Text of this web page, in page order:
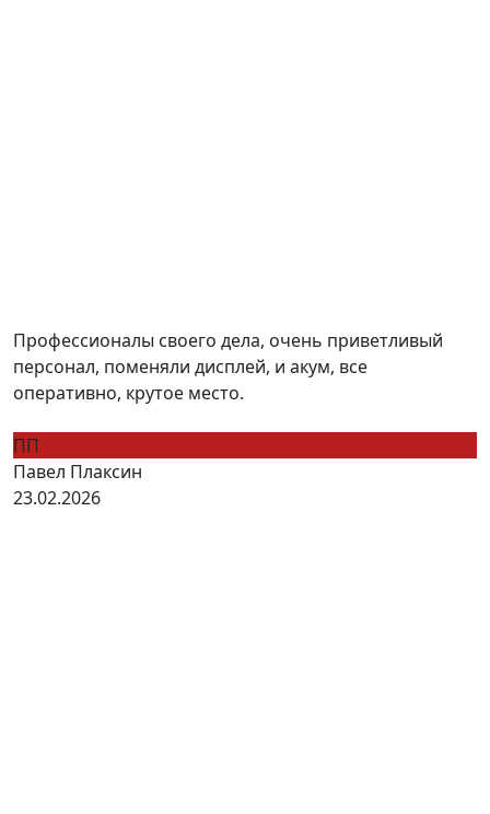
Профессионалы своего дела, очень приветливый
персонал, поменяли дисплей, и акум, все
оперативно, крутое место.
ПП
Павел Плаксин
23.02.2026